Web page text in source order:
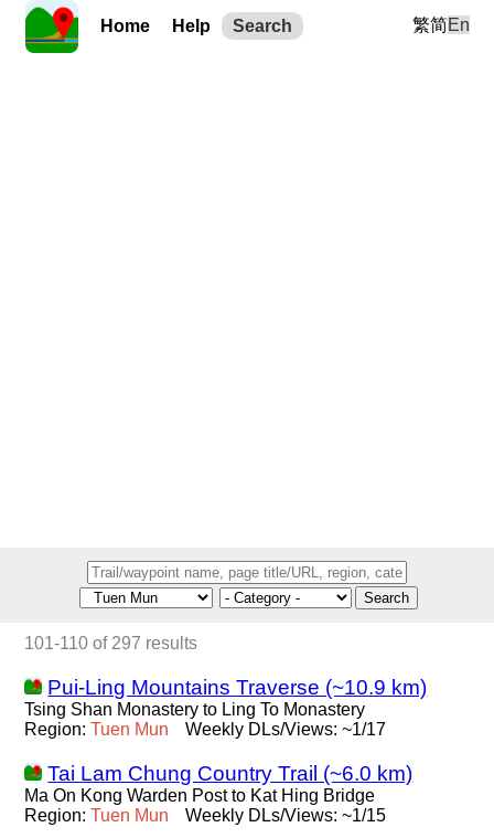
Home Help Search 繁简En
Search
101-110 of 297 results
Pui-Ling Mountains Traverse (~10.9 km)
Tsing Shan Monastery to Ling To Monastery
Region:Tuen Mun Weekly DLs/Views: ~1/17
Tai Lam Chung Country Trail (~6.0 km)
Ma On Kong Warden Post to Kat Hing Bridge
Region:Tuen Mun Weekly DLs/Views: ~1/15